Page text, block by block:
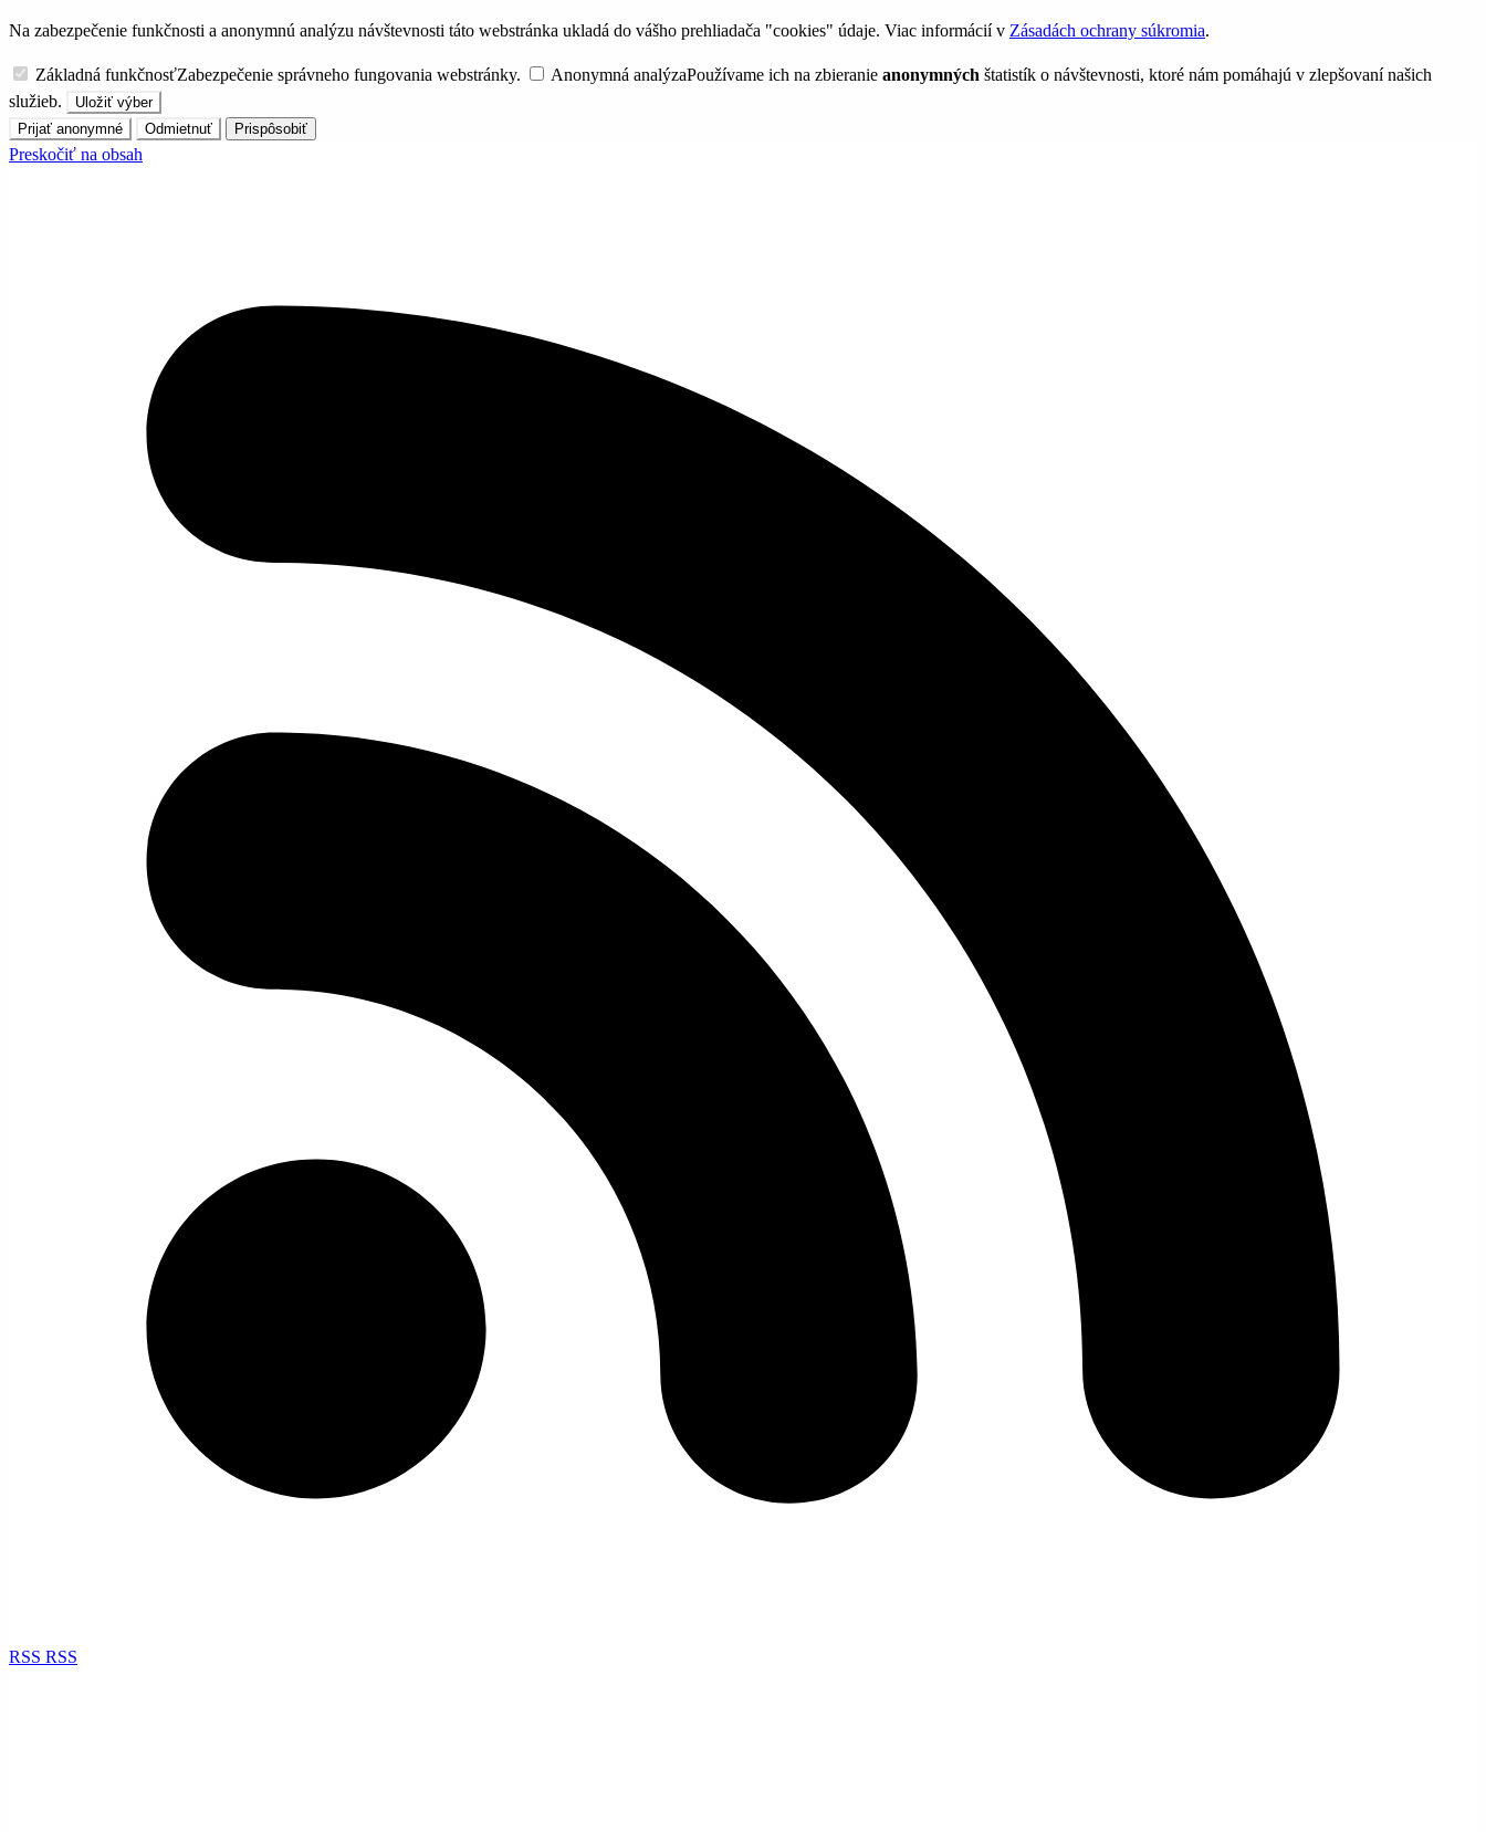
Na zabezpečenie funkčnosti a anonymnú analýzu návštevnosti táto webstránka ukladá do vášho prehliadača "cookies" údaje. Viac informácií v Zásadách ochrany súkromia.
Základná funkčnosťZabezpečenie správneho fungovania webstránky. Anonymná analýzaPoužívame ich na zbieranie anonymných štatistík o návštevnosti, ktoré nám pomáhajú v zlepšovaní našich
služieb.
Uložiť výber
Prijať anonymné
Odmietnuť Prispôsobiť
Preskočiť na obsah
RSS RSS